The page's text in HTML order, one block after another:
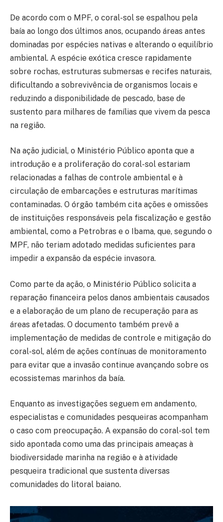
De acordo com o MPF, o coral-sol se espalhou pela
baía ao longo dos últimos anos, ocupando áreas antes
dominadas por espécies nativas e alterando o equilíbrio
ambiental. A espécie exótica cresce rapidamente
sobre rochas, estruturas submersas e recifes naturais,
dificultando a sobrevivência de organismos locais e
reduzindo a disponibilidade de pescado, base de
sustento para milhares de famílias que vivem da pesca
na região.
Na ação judicial, o Ministério Público aponta que a
introdução e a proliferação do coral-sol estariam
relacionadas a falhas de controle ambiental e à
circulação de embarcações e estruturas marítimas
contaminadas. O órgão também cita ações e omissões
de instituições responsáveis pela fiscalização e gestão
ambiental, como a Petrobras e o Ibama, que, segundo o
MPF, não teriam adotado medidas suficientes para
impedir a expansão da espécie invasora.
Como parte da ação, o Ministério Público solicita a
reparação financeira pelos danos ambientais causados
e a elaboração de um plano de recuperação para as
áreas afetadas. O documento também prevê a
implementação de medidas de controle e mitigação do
coral-sol, além de ações contínuas de monitoramento
para evitar que a invasão continue avançando sobre os
ecossistemas marinhos da baía.
Enquanto as investigações seguem em andamento,
especialistas e comunidades pesqueiras acompanham
o caso com preocupação. A expansão do coral-sol tem
sido apontada como uma das principais ameaças à
biodiversidade marinha na região e à atividade
pesqueira tradicional que sustenta diversas
comunidades do litoral baiano.